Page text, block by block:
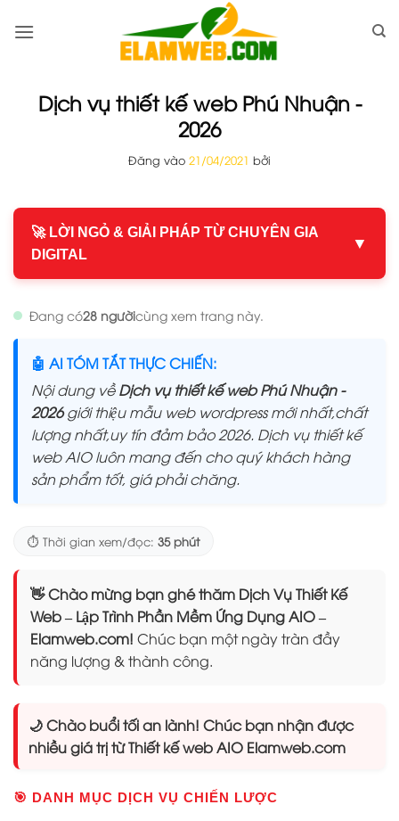
qua
Dịch vụ thiết kế web Phú Nhuận -
2026
Đăng vào 21/04/2021 bởi
🚀 LỜI NGỎ & GIẢI PHÁP TỪ CHUYÊN GIA
DIGITAL
▼
Đang có28 ngườicùng xem trang này.
🤖 AI TÓM TẮT THỰC CHIẾN:
Nội dung vềDịch vụ thiết kế web Phú Nhuận -
2026giới thiệu mẫu web wordpress mới nhất,chất
lượng nhất,uy tín đảm bảo 2026. Dịch vụ thiết kế
web AIO luôn mang đến cho quý khách hàng
sản phẩm tốt, giá phải chăng.
⏱️ Thời gian xem/đọc: 35 phút
👋 Chào mừng bạn ghé thăm Dịch Vụ Thiết Kế
Web – Lập Trình Phần Mềm Ứng Dụng AIO –
Elamweb.com! Chúc bạn một ngày tràn đầy
năng lượng & thành công.
🌙 Chào buổi tối an lành! Chúc bạn nhận được
nhiều giá trị từ Thiết kế web AIO Elamweb.com
🎯 DANH MỤC DỊCH VỤ CHIẾN LƯỢC